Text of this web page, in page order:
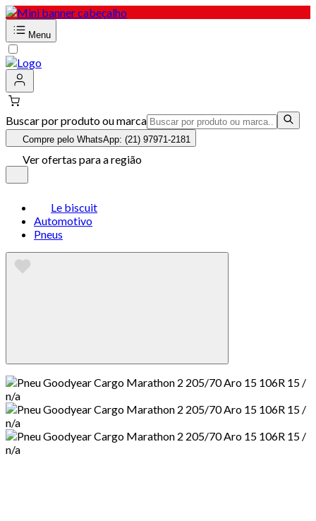
Menu
Buscar por produto ou marca
Compre pelo WhatsApp: (21) 97971-2181
Ver ofertas para a região
Le biscuit
Automotivo
Pneus